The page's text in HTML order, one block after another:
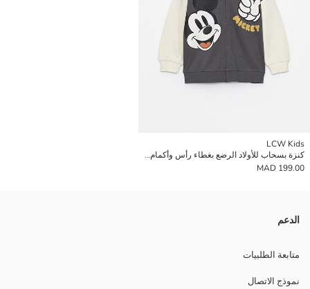
LCW Kids
كنزة بسحاب للأولاد الرضع بغطاء رأس وأكمام طويلة ومطبوعة ميكي ماوس
199.00 MAD
الدعم
متابعة الطلبيات
نموذج الاتصال